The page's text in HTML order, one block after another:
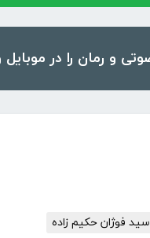
سید فوژان حکیم زاده